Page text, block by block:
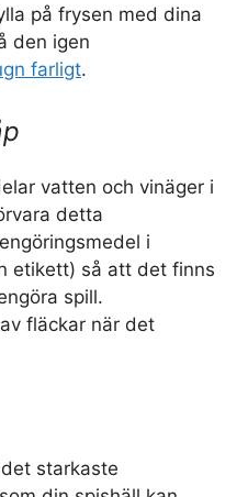
på frysen med dina
den igen
farligt.
vatten och vinäger i
detta
i
etikett) så att det finns
spill.
fläckar när det
starkaste